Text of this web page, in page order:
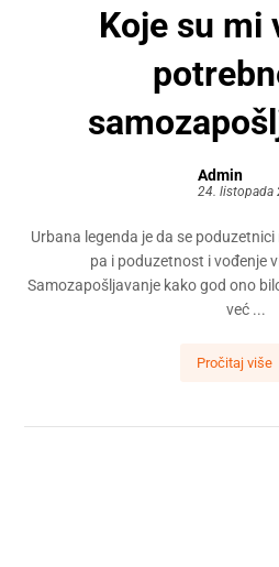
Koje su mi
Admin
24. listopada
Urbana legenda je da se
pa i poduzetnost i vođenje
Samozapošljavanje kako god ono
već ...
Pročitaj više